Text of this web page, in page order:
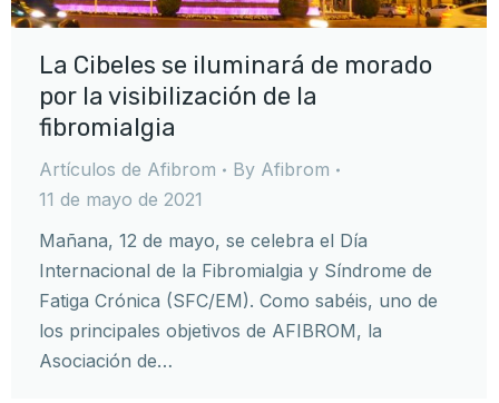
La Cibeles se iluminará de morado
por la visibilización de la
fibromialgia
Artículos de Afibrom By Afibrom
11 de mayo de 2021
Mañana, 12 de mayo, se celebra el Día
Internacional de la Fibromialgia y Síndrome de
Fatiga Crónica (SFC/EM). Como sabéis, uno de
los principales objetivos de AFIBROM, la
Asociación de…